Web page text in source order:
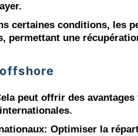
certaines conditions, les
permettant une
peut offrir des
: Optimiser la